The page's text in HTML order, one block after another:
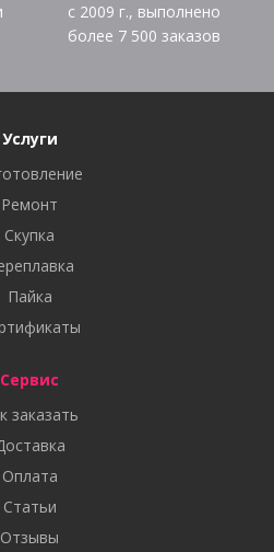
с 2009 г., выполнено
более 7 500 заказов
Услуги
Ремонт
Скупка
Пайка
Сервис
заказать
Оплата
Статьи
Отзывы